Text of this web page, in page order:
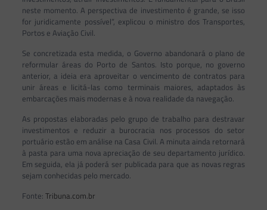
neste momento. A perspectiva de investimento é grande, se isso
for juridicamente possível”, explicou o ministro dos Transportes,
Portos e Aviação Civil.
Se concretizada esta medida, o Governo abandonará o plano de
reformular áreas do Porto de Santos. Isto porque, no governo
anterior, a ideia era aproveitar o vencimento de contratos para
unir áreas e licitá-las como terminais maiores, adaptados às
embarcações mais modernas e à nova realidade da navegação.
As propostas elaboradas pelo grupo de trabalho para destravar
investimentos e reduzir a burocracia nos processos do setor
portuário estão em análise na Casa Civil. A minuta ainda retornará
à pasta para uma nova apreciação de seu departamento jurídico.
Em seguida, ela já poderá ser publicada para que as novas regras
sejam conhecidas pelo mercado.
Fonte: Tribuna.com.br